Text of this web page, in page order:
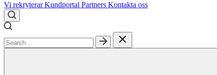
Vi rekryterarKundportal Partners Kontakta oss